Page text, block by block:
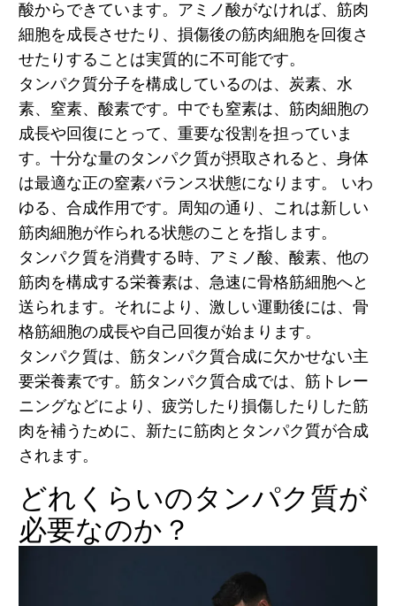
酸からできています。アミノ酸がなければ、筋肉
細胞を成長させたり、損傷後の筋肉細胞を回復さ
せたりすることは実質的に不可能です。
タンパク質分子を構成しているのは、炭素、水
素、窒素、酸素です。中でも窒素は、筋肉細胞の
成長や回復にとって、重要な役割を担っていま
す。十分な量のタンパク質が摂取されると、身体
は最適な正の窒素バランス状態になります。 いわ
ゆる、合成作用です。周知の通り、これは新しい
筋肉細胞が作られる状態のことを指します。
タンパク質を消費する時、アミノ酸、酸素、他の
筋肉を構成する栄養素は、急速に骨格筋細胞へと
送られます。それにより、激しい運動後には、骨
格筋細胞の成長や自己回復が始まります。
タンパク質は、筋タンパク質合成に欠かせない主
要栄養素です。筋タンパク質合成では、筋トレー
ニングなどにより、疲労したり損傷したりした筋
肉を補うために、新たに筋肉とタンパク質が合成
されます。
どれくらいのタンパク質が
必要なのか？